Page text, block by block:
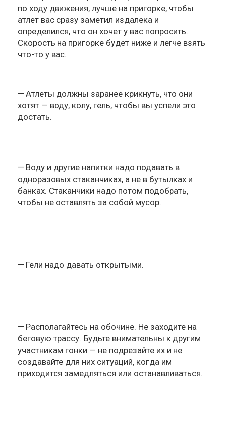
по ходу движения, лучше на пригорке, чтобы
атлет вас сразу заметил издалека и
определился, что он хочет у вас попросить.
Скорость на пригорке будет ниже и легче взять
что-то у вас.
Атлеты должны заранее крикнуть, что они
хотят — воду, колу, гель, чтобы вы успели это
достать.
Воду и другие напитки надо подавать в
одноразовых стаканчиках, а не в бутылках и
банках. Стаканчики надо потом подобрать,
чтобы не оставлять за собой мусор.
Гели надо давать открытыми.
Располагайтесь на обочине. Не заходите на
беговую трассу. Будьте внимательны к другим
участникам гонки — не подрезайте их и не
создавайте для них ситуаций, когда им
приходится замедляться или останавливаться.